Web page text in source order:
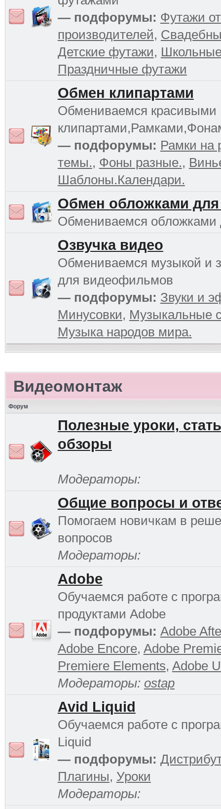
— подфорумы: Футажи от
производителей,
Детские футажи,
Праздничные футажи
Обмен клипартами
Обмениваемся красивыми
— подфорумы: Рамки на
темы., Фоны разные.,
Шаблоны.Календари.
Обмен обложками для
Обмениваемся обложками
Озвучка видео
Обмениваемся музыкой и
для видеофильмов
— подфорумы: Звуки и
Минусовки, Музыкальные
Музыка народов мира.
Видеомонтаж
Форум
Полезные уроки,
обзоры
Модераторы:
Общие вопросы и
Помогаем новичкам в
вопросов
Модераторы:
Adobe
Обучаемся работе с
продуктами Adobe
— подфорумы: Adobe
Adobe Encore, Adobe
Premiere Elements, Adobe
Модераторы: ostap
Avid Liquid
Обучаемся работе с
Liquid
— подфорумы:
Плагины, Уроки
Модераторы: